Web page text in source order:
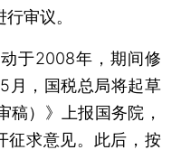
审议。
于2008年，期间修
月，国税总局将起草
稿）》上报国务院，
征求意见。此后，按